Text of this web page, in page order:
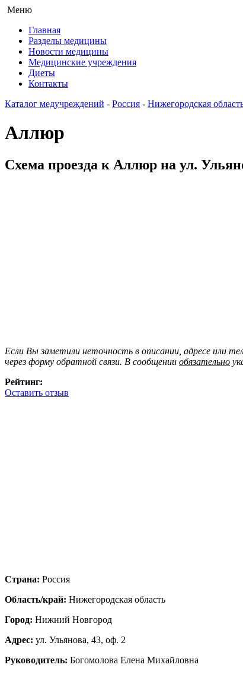
Меню
Главная
Разделы медицины
Новости медицины
Медицинские учреждения
Диеты
Контакты
Каталог медучреждений - Россия - Нижегородская
Аллюр
Схема проезда к Аллюр на ул.
Если Вы заметили неточность в описании, адресе или
через форму обратной связи. В сообщении обязательно
Рейтинг:
Оставить отзыв
Страна: Россия
Область/край: Нижегородская область
Город: Нижний Новгород
Адрес: ул. Ульянова, 43, оф. 2
Руководитель: Богомолова Елена Михайловна